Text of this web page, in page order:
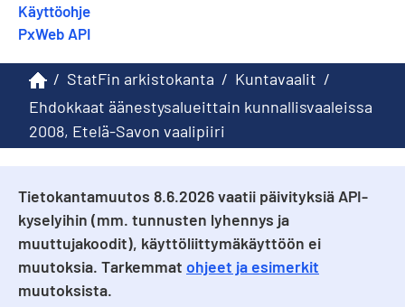
Käyttöohje
PxWeb API
/ StatFin arkistokanta / Kuntavaalit /
Ehdokkaat äänestysalueittain kunnallisvaaleissa
2008, Etelä-Savon vaalipiiri
Tietokantamuutos 8.6.2026 vaatii päivityksiä API-
kyselyihin (mm. tunnusten lyhennys ja
muuttujakoodit), käyttöliittymäkäyttöön ei
muutoksia. Tarkemmat ohjeet ja esimerkit
muutoksista.